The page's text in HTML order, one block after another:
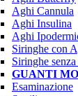
Aghi Cannula
Aghi Insulina
Aghi
Siringhe con
Siringhe
GUANTI
Esaminazione